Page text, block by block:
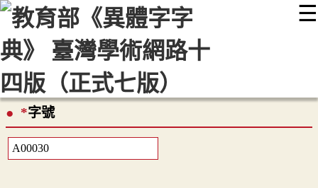
☰
::: 最新消息 常見問題 編輯說明
顯示模式
網站導覽
*字號